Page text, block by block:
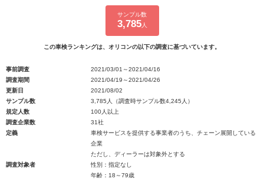
サンプル数
3,785人
この車検ランキングは、オリコンの以下の調査に基づいています。
事前調査
2021/03/01～2021/04/16
調査期間
2021/04/19～2021/04/26
更新日
2021/08/02
サンプル数
3,785人（調査時サンプル数4,245人）
規定人数
100人以上
調査企業数
31社
定義
車検サービスを提供する事業者のうち、チェーン展開している
企業
ただし、ディーラーは対象外とする
調査対象者
性別：指定なし
年齢：18～79歳